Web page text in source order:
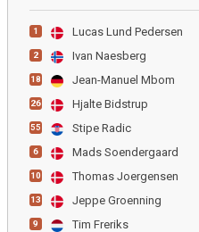
1 Lucas Lund Pedersen
2 Ivan Naesberg
18 Jean-Manuel Mbom
26 Hjalte Bidstrup
55 Stipe Radic
6 Mads Soendergaard
10 Thomas Joergensen
13 Jeppe Groenning
9 Tim Freriks